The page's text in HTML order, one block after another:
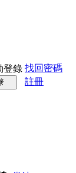
登錄 找回密碼
註冊